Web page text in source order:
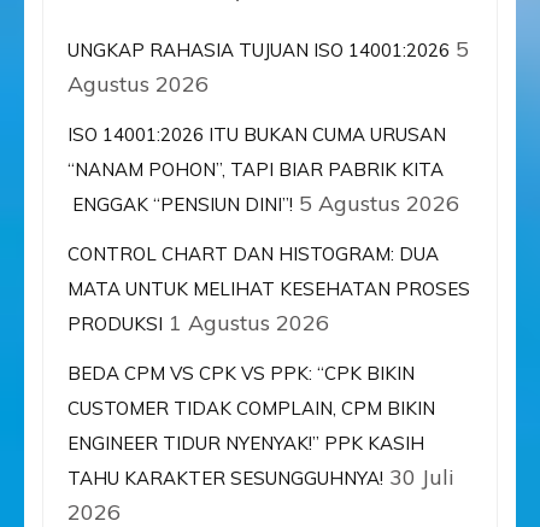
UNGKAP RAHASIA TUJUAN ISO 14001:2026 5
Agustus 2026
ISO 14001:2026 ITU BUKAN CUMA URUSAN
“NANAM POHON”, TAPI BIAR PABRIK KITA
ENGGAK “PENSIUN DINI”! 5 Agustus 2026
CONTROL CHART DAN HISTOGRAM: DUA
MATA UNTUK MELIHAT KESEHATAN PROSES
PRODUKSI 1 Agustus 2026
BEDA CPM VS CPK VS PPK: “CPK BIKIN
CUSTOMER TIDAK COMPLAIN, CPM BIKIN
ENGINEER TIDUR NYENYAK!” PPK KASIH
TAHU KARAKTER SESUNGGUHNYA! 30 Juli
2026